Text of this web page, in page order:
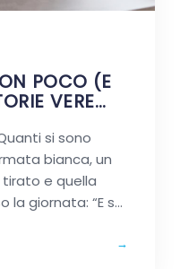
POCO (E
VERE
si sono
bianca, un
e quella
la giornata: “E se
→